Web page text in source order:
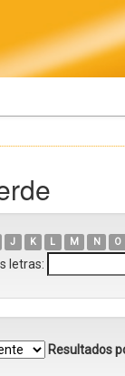
J K L M N O
letras:
Resultados